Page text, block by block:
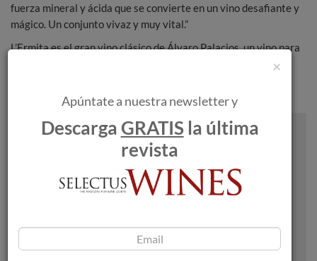
fuerza mineral y ácida que se convierte en un vino desafiante y
mágico. Un conjunto vivaz y muy vital.”
L’Ermita es el gran vino clásico de Álvaro Palacios, un vino para
Álvaro Palacios
×
Apúntate a nuestra newsletter y
DescargaGRATIS la última
revista